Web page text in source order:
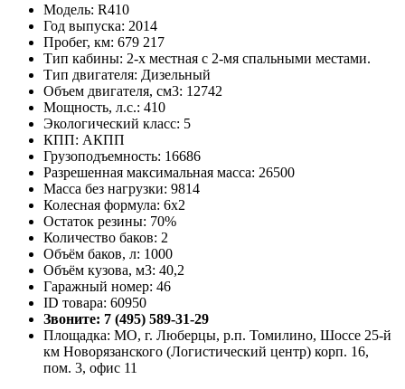
Модель: R410
Год выпуска: 2014
Пробег, км: 679 217
Тип кабины: 2-х местная с 2-мя спальными местами.
Тип двигателя: Дизельный
Объем двигателя, см3: 12742
Мощность, л.с.: 410
Экологический класс: 5
КПП: АКПП
Грузоподъемность: 16686
Разрешенная максимальная масса: 26500
Масса без нагрузки: 9814
Колесная формула: 6х2
Остаток резины: 70%
Количество баков: 2
Объём баков, л: 1000
Объём кузова, м3: 40,2
Гаражный номер: 46
ID товара: 60950
Звоните: 7 (495) 589-31-29
Площадка: МО, г. Люберцы, р.п. Томилино, Шоссе 25-й
км Новорязанского (Логистический центр) корп. 16,
пом. 3, офис 11